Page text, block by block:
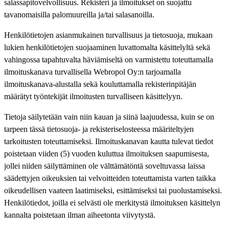
salassapitovelvollisuus. Rekisteri ja ilmoitukset on suojattu
tavanomaisilla palomuureilla ja/tai salasanoilla.
Henkilötietojen asianmukainen turvallisuus ja tietosuoja, mukaan
lukien henkilötietojen suojaaminen luvattomalta käsittelyltä sekä
vahingossa tapahtuvalta häviämiseltä on varmistettu toteuttamalla
ilmoituskanava turvallisella Webropol Oy:n tarjoamalla
ilmoituskanava-alustalla sekä kouluttamalla rekisterinpitäjän
määrätyt työntekijät ilmoitusten turvalliseen käsittelyyn.
Tietoja säilytetään vain niin kauan ja siinä laajuudessa, kuin se on
tarpeen tässä tietosuoja- ja rekisteriselosteessa määriteltyjen
tarkoitusten toteuttamiseksi. Ilmoituskanavan kautta tulevat tiedot
poistetaan viiden (5) vuoden kuluttua ilmoituksen saapumisesta,
jollei niiden säilyttäminen ole välttämätöntä soveltuvassa laissa
säädettyjen oikeuksien tai velvoitteiden toteuttamista varten taikka
oikeudellisen vaateen laatimiseksi, esittämiseksi tai puolustamiseksi.
Henkilötiedot, joilla ei selvästi ole merkitystä ilmoituksen käsittelyn
kannalta poistetaan ilman aiheetonta viivytystä.